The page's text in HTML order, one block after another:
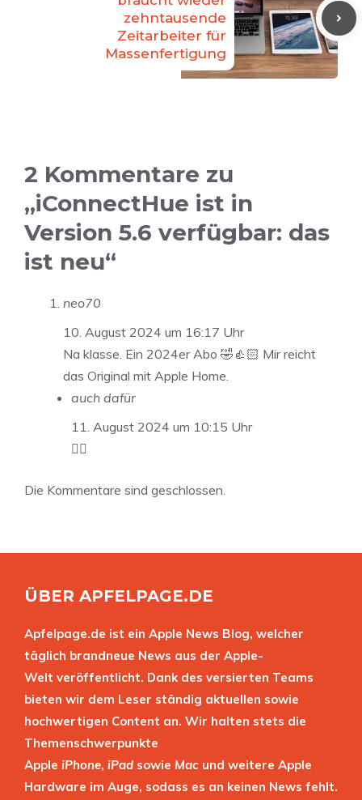
zehntausende
Zeitarbeiter für
Massenfertigung
2 Kommentare zu
„iConnectHue ist in
Version 5.6 verfügbar: das
ist neu“
neo70
10. August 2024 um 16:17 Uhr
Na klasse. Ein 2024er Abo 🤣👍🏻 Mir reicht
das Original mit Apple Home.
auch dafür
11. August 2024 um 10:15 Uhr
👍🏻
Die Kommentare sind geschlossen.
ÜBER APFELPAGE.DE
Apfelpage.de ist ein Apple News Blog, welcher
täglich brandneue News aus der Apple-
Welt veröffentlicht. Dank des versierten Teams
bieten wir dem Leser ständig aktuellen sowie
hochwertigen Content an. Wir halten stets die
Themenschwerpunkte
Apple iPhone, iPad sowie Mac und weitere Apple
Hardware im Auge, sodass es an keinen News fehlt.